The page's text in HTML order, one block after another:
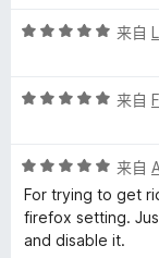
/评
/
来自
评
/
5
来自
评
分
5
/
来自
For trying to get
firefox setting.
and disable it.